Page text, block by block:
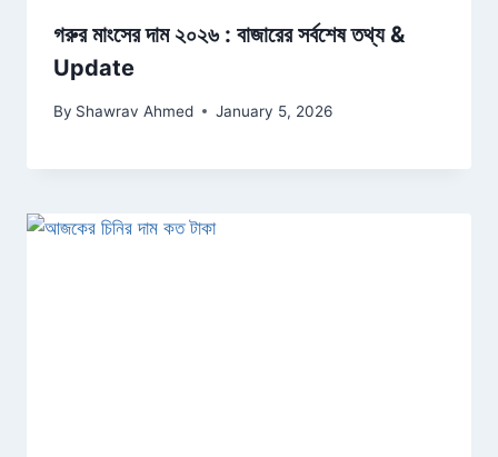
গরুর মাংসের দাম ২০২৬ : বাজারের সর্বশেষ তথ্য &
Update
By Shawrav Ahmed January 5, 2026